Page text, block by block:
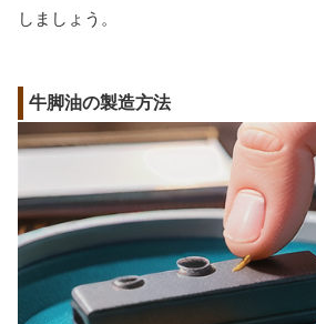
しましょう。
牛脚油の製造方法